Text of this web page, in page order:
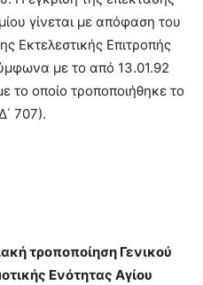
γίνεται με απόφαση του
Εκτελεστικής Επιτροπής
με το από 13.01.92
το οποίο τροποποιήθηκε το
707).
τροποποίηση Γενικού
Ενότητας Αγίου